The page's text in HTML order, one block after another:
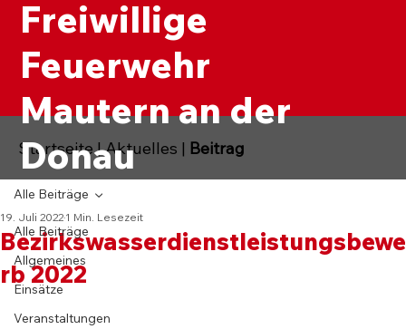
Freiwillige
Feuerwehr
Mautern an der
Donau
Alle Beiträge
Allgemeines
Einsätze
Veranstaltungen
Alle Beiträge
Bezirkswasserdienstleistungsbewe
rb 2022
19. Juli 2022 1 Min. Lesezeit
Startseite|Aktuelles | Beitrag